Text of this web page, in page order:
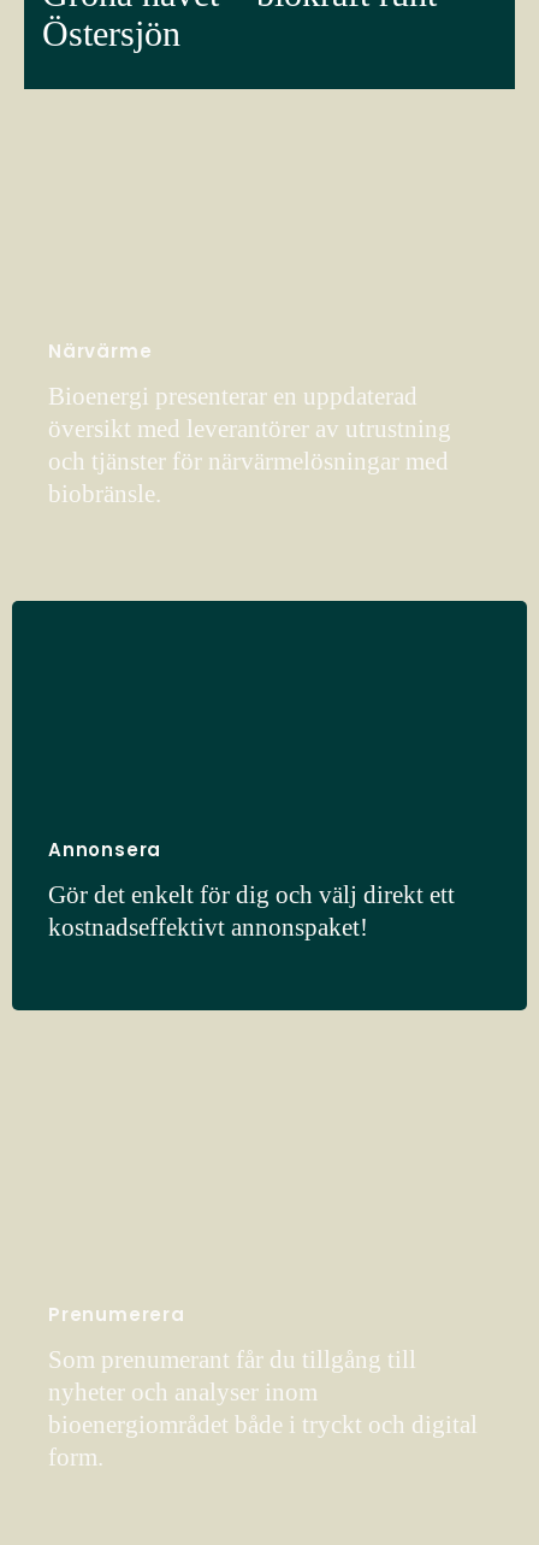
Östersjön
Närvärme
Bioenergi presenterar en uppdaterad
översikt med leverantörer av utrustning
och tjänster för närvärmelösningar med
biobränsle.
Annonsera
Gör det enkelt för dig och välj direkt ett
kostnadseffektivt annonspaket!
Prenumerera
Som prenumerant får du tillgång till
nyheter och analyser inom
bioenergiområdet både i tryckt och digital
form.